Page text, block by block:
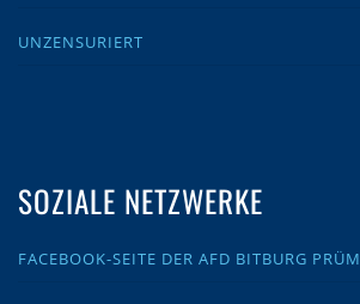
UNZENSURIERT
SOZIALE NETZWERKE
FACEBOOK-SEITE DER AFD BITBURG PRÜM